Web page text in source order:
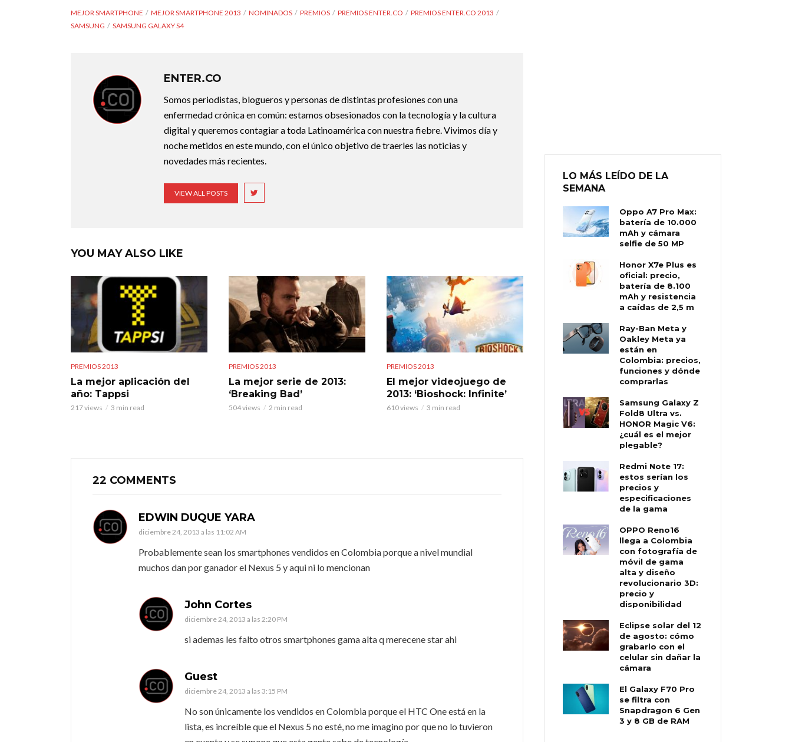
MEJOR SMARTPHONE MEJOR SMARTPHONE 2013 NOMINADOS PREMIOS PREMIOS ENTER.CO
PREMIOS ENTER.CO 2013
SAMSUNG
SAMSUNG GALAXY S4
ENTER.CO
Somos periodistas, blogueros y personas de distintas profesiones con una
enfermedad crónica en común: estamos obsesionados con la tecnología y la cultura
digital y queremos contagiar a toda Latinoamérica con nuestra fiebre. Vivimos día y
noche metidos en este mundo, con el único objetivo de traerles las noticias y
novedades más recientes.
VIEW ALL POSTS
YOU MAY ALSO LIKE
PREMIOS 2013
La mejor aplicación del
año: Tappsi
217 views 3 min read
PREMIOS 2013
La mejor serie de 2013:
‘Breaking Bad’
504 views 2 min read
PREMIOS 2013
El mejor videojuego de
2013: ‘Bioshock: Infinite’
610 views 3 min read
22 COMMENTS
EDWIN DUQUE YARA
diciembre 24, 2013 a las 11:02 AM
Probablemente sean los smartphones vendidos en Colombia porque a nivel mundial
muchos dan por ganador el Nexus 5 y aqui ni lo mencionan
John Cortes
diciembre 24, 2013 a las 2:20 PM
si ademas les falto otros smartphones gama alta q merecene star ahi
Guest
diciembre 24, 2013 a las 3:15 PM
No son únicamente los vendidos en Colombia porque el HTC One está en la
lista, es increíble que el Nexus 5 no esté, no me imagino por que no lo tuvieron
LO MÁS LEÍDO DE LA
SEMANA
Oppo A7 Pro Max:
batería de 10.000
mAh y cámara
selfie de 50 MP
Honor X7e Plus es
oficial: precio,
batería de 8.100
mAh y resistencia
a caídas de 2,5 m
Ray-Ban Meta y
Oakley Meta ya
están en
Colombia: precios,
funciones y dónde
comprarlas
Samsung Galaxy Z
Fold8 Ultra vs.
HONOR Magic V6:
¿cuál es el mejor
plegable?
Redmi Note 17:
estos serían los
precios y
especificaciones
de la gama
OPPO Reno16
llega a Colombia
con fotografía de
móvil de gama
alta y diseño
revolucionario 3D:
precio y
disponibilidad
Eclipse solar del 12
de agosto: cómo
grabarlo con el
celular sin dañar la
cámara
El Galaxy F70 Pro
se filtra con
Snapdragon 6 Gen
3 y 8 GB de RAM